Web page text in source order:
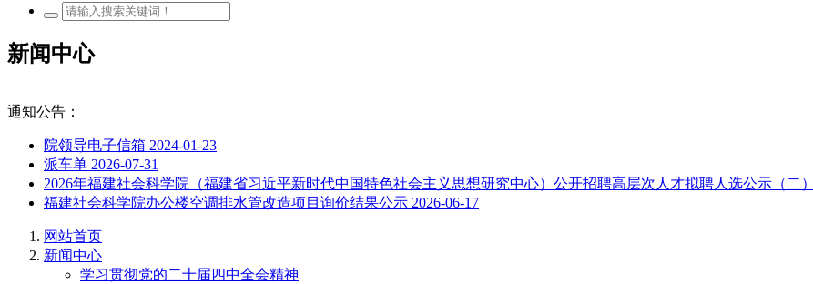
新闻中心
通知公告：
院领导电子信箱 2024-01-23
派车单 2026-07-31
2026年福建社会科学院（福建省习近平新时代中国特色社会主义思想研究中心）公开招聘高层次人才拟聘人选公示（二）
福建社会科学院办公楼空调排水管改造项目询价结果公示 2026-06-17
网站首页
新闻中心
学习贯彻党的二十届四中全会精神